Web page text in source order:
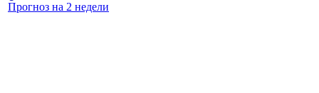
Прогноз на 2 недели